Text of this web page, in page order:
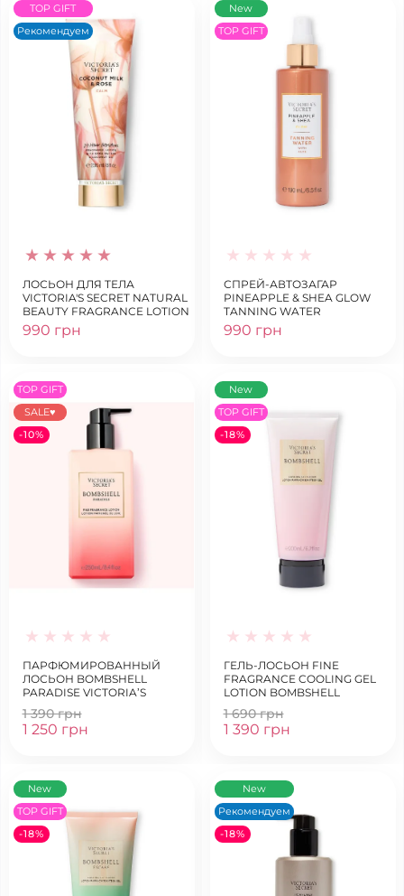
TOP GIFT
Рекомендуем
ЛОСЬОН ДЛЯ ТЕЛА
VICTORIA'S SECRET NATURAL
BEAUTY FRAGRANCE LOTION
COCONUT MILK & ROSE
CALM
990 грн
New
TOP GIFT
СПРЕЙ-АВТОЗАГАР
PINEAPPLE & SHEA GLOW
TANNING WATER
990 грн
TOP GIFT
SALE♥
-10%
ПАРФЮМИРОВАННЫЙ
ЛОСЬОН BOMBSHELL
PARADISE VICTORIA’S
SECRET
1 390 грн
1 250 грн
New
TOP GIFT
-18%
ГЕЛЬ-ЛОСЬОН FINE
FRAGRANCE COOLING GEL
LOTION BOMBSHELL
1 690 грн
1 390 грн
New
TOP GIFT
-18%
New
Рекомендуем
-18%